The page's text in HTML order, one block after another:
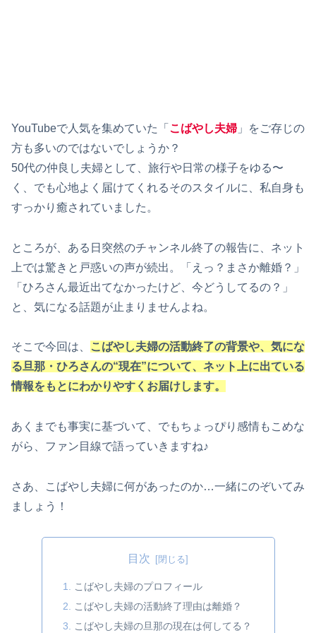
YouTubeで人気を集めていた「 こばやし夫婦 」をご存じの
方も多いのではないでしょうか？
50代の仲良し夫婦として、旅行や日常の様子をゆる〜
く、でも心地よく届けてくれるそのスタイルに、私自身も
すっかり癒されていました。
ところが、ある日突然のチャンネル終了の報告に、ネット
上では驚きと戸惑いの声が続出。「えっ？まさか離婚？」
「ひろさん最近出てなかったけど、今どうしてるの？」
と、気になる話題が止まりませんよね。
そこで今回は、
こばやし夫婦の活動終了の背景や、気にな
る旦那・ひろさんの“現在”について、ネット上に出ている
情報をもとにわかりやすくお届けします。
あくまでも事実に基づいて、でもちょっぴり感情もこめな
がら、ファン目線で語っていきますね♪
さあ、こばやし夫婦に何があったのか…一緒にのぞいてみ
ましょう！
目次
こばやし夫婦のプロフィール
こばやし夫婦の活動終了理由は離婚？
こばやし夫婦の旦那の現在は何してる？